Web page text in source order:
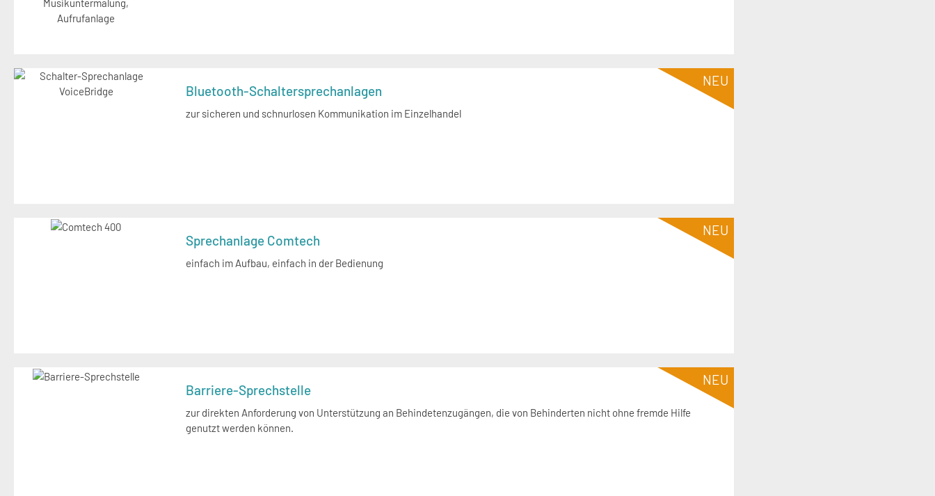
Bluetooth-Schaltersprechanlagen
zur sicheren und schnurlosen Kommunikation im Einzelhandel
NEU
Sprechanlage Comtech
einfach im Aufbau, einfach in der Bedienung
NEU
Barriere-Sprechstelle
zur direkten Anforderung von Unterstützung an Behindetenzugängen, die von Behinderten nicht ohne fremde Hilfe
genutzt werden können.
NEU